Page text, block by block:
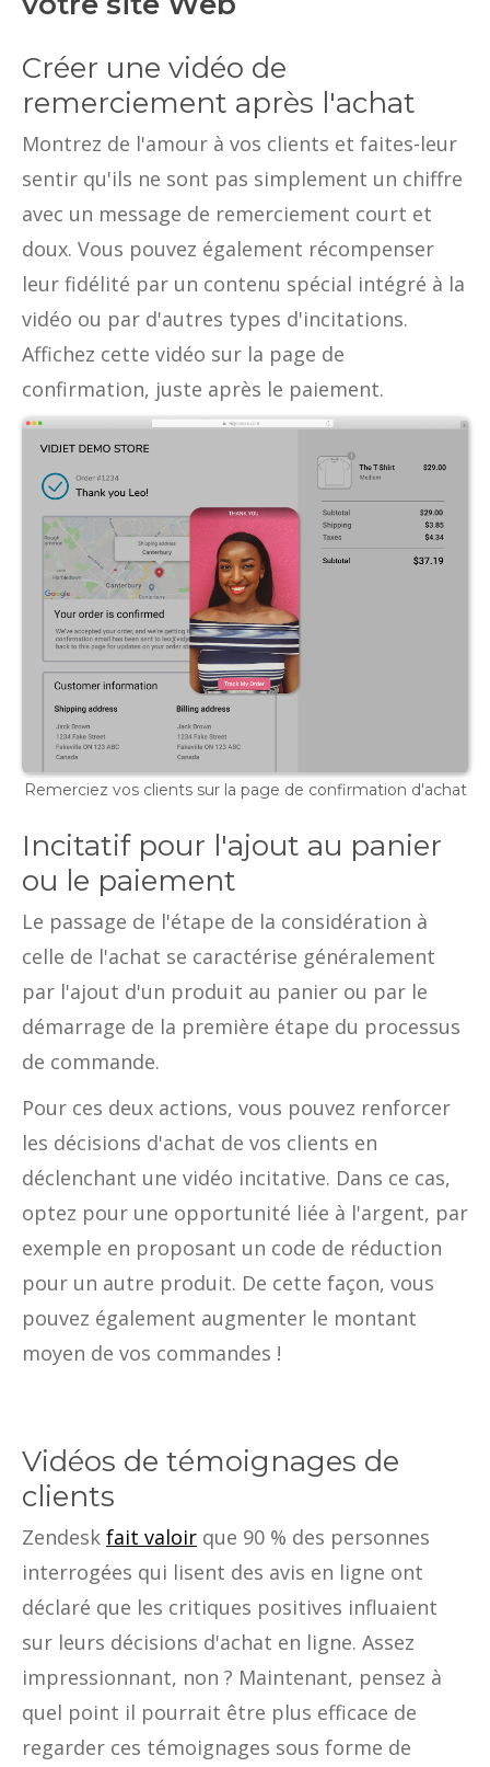
Créer une vidéo de
remerciement après l'achat
Montrez de l'amour à vos clients et faites-leur
sentir qu'ils ne sont pas simplement un chiffre
avec un message de remerciement court et
doux. Vous pouvez également récompenser
leur fidélité par un contenu spécial intégré à la
vidéo ou par d'autres types d'incitations.
Affichez cette vidéo sur la page de
confirmation, juste après le paiement.
Remerciez vos clients sur la page de confirmation d'achat
Incitatif pour l'ajout au panier
ou le paiement
Le passage de l'étape de la considération à
celle de l'achat se caractérise généralement
par l'ajout d'un produit au panier ou par le
démarrage de la première étape du processus
de commande.
Pour ces deux actions, vous pouvez renforcer
les décisions d'achat de vos clients en
déclenchant une vidéo incitative. Dans ce cas,
optez pour une opportunité liée à l'argent, par
exemple en proposant un code de réduction
pour un autre produit. De cette façon, vous
pouvez également augmenter le montant
moyen de vos commandes !
Vidéos de témoignages de
clients
Zendesk fait valoir que 90 % des personnes
interrogées qui lisent des avis en ligne ont
déclaré que les critiques positives influaient
sur leurs décisions d'achat en ligne. Assez
impressionnant, non ? Maintenant, pensez à
quel point il pourrait être plus efficace de
regarder ces témoignages sous forme de